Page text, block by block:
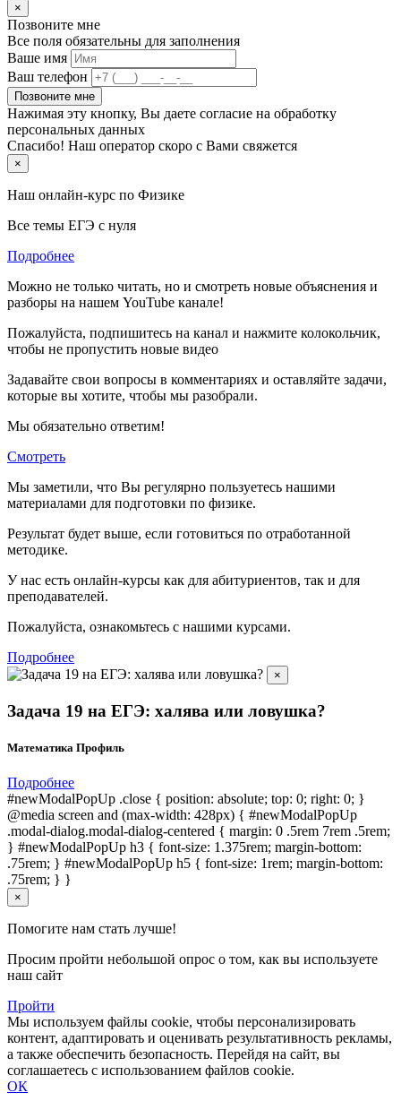
×
Позвоните мне
Все поля обязательны для заполнения
Ваше имя
Ваш телефон
Позвоните мне
Нажимая эту кнопку, Вы даете согласие на обработку
персональных данных
Спасибо! Наш оператор скоро с Вами свяжется
×
Наш онлайн-курс по Физике
Все темы ЕГЭ с нуля
Подробнее
Можно не только читать, но и смотреть новые объяснения и
разборы на нашем YouTube канале!
Пожалуйста, подпишитесь на канал и нажмите колокольчик,
чтобы не пропустить новые видео
Задавайте свои вопросы в комментариях и оставляйте задачи,
которые вы хотите, чтобы мы разобрали.
Мы обязательно ответим!
Смотреть
Мы заметили, что Вы регулярно пользуетесь нашими
материалами для подготовки по физике.
Результат будет выше, если готовиться по отработанной
методике.
У нас есть онлайн-курсы как для абитуриентов, так и для
преподавателей.
Пожалуйста, ознакомьтесь с нашими курсами.
Подробнее
×
Задача 19 на ЕГЭ: халява или ловушка?
Математика Профиль
Подробнее
#newModalPopUp .close { position: absolute; top: 0; right: 0; }
@media screen and (max-width: 428px) { #newModalPopUp
.modal-dialog.modal-dialog-centered { margin: 0 .5rem 7rem .5rem;
} #newModalPopUp h3 { font-size: 1.375rem; margin-bottom:
.75rem; } #newModalPopUp h5 { font-size: 1rem; margin-bottom:
.75rem; } }
×
Помогите нам стать лучше!
Просим пройти небольшой опрос о том, как вы используете
наш сайт
Пройти
Мы используем файлы cookie, чтобы персонализировать
контент, адаптировать и оценивать результативность рекламы,
а также обеспечить безопасность. Перейдя на сайт, вы
соглашаетесь с использованием файлов cookie.
ОК